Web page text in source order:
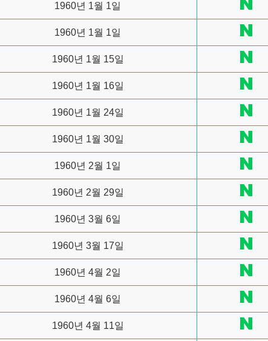
1960년 1월 1일
1960년 1월 1일
1960년 1월 15일
1960년 1월 16일
1960년 1월 24일
1960년 1월 30일
1960년 2월 1일
1960년 2월 29일
1960년 3월 6일
1960년 3월 17일
1960년 4월 2일
1960년 4월 6일
1960년 4월 11일